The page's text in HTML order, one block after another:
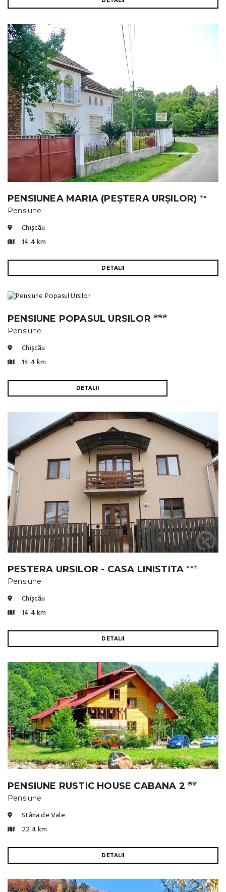
PENSIUNEA MARIA (PEȘTERA URȘILOR) ⭐⭐
Pensiune
Chișcău
14.4 km
DETALII
PENSIUNE POPASUL URSILOR 🌸🌸🌸
Pensiune
Chișcău
14.4 km
DETALII
PESTERA URSILOR - CASA LINISTITA⭐⭐⭐
Pensiune
Chișcău
14.4 km
DETALII
PENSIUNE RUSTIC HOUSE CABANA 2🌸🌸
Pensiune
Stâna de Vale
22.4 km
DETALII